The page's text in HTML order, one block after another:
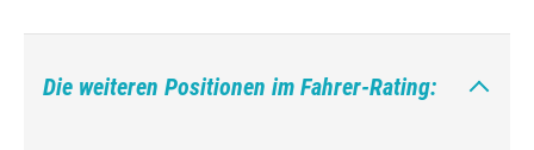
Die weiteren Positionen im Fahrer-Rating: